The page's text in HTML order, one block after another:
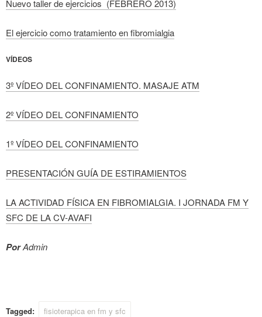
Nuevo taller de ejercicios (FEBRERO 2013)
El ejercicio como tratamiento en fibromialgia
VÍDEOS
3º VÍDEO DEL CONFINAMIENTO. MASAJE ATM
2º VÍDEO DEL CONFINAMIENTO
1º VÍDEO DEL CONFINAMIENTO
PRESENTACIÓN GUÍA DE ESTIRAMIENTOS
LA ACTIVIDAD FÍSICA EN FIBROMIALGIA. I JORNADA FM Y
SFC DE LA CV-AVAFI
PorAdmin
Tagged: fisioterapica en fm y sfc